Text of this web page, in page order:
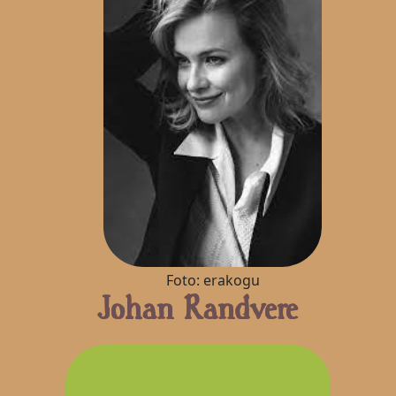
Foto: erakogu
Johan Randvere